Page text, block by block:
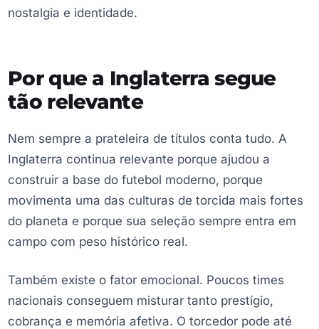
nostalgia e identidade.
Por que a Inglaterra segue
tão relevante
Nem sempre a prateleira de títulos conta tudo. A
Inglaterra continua relevante porque ajudou a
construir a base do futebol moderno, porque
movimenta uma das culturas de torcida mais fortes
do planeta e porque sua seleção sempre entra em
campo com peso histórico real.
Também existe o fator emocional. Poucos times
nacionais conseguem misturar tanto prestígio,
cobrança e memória afetiva. O torcedor pode até